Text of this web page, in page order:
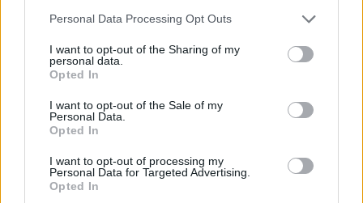
Personal Data Processing Opt Outs
I want to opt-out of the Sharing of my
personal data.
Opted In
I want to opt-out of the Sale of my
Personal Data.
Opted In
I want to opt-out of processing my
Personal Data for Targeted Advertising.
Opted In
applicato, che intitolò a proposito il suo ultimo
Nel suo recente libro dal titoloIn nome della
(Piemme – 2024),
costituirono, agli inizi degli anni novanta, il
riferimento culturale e filosofico per le idee della